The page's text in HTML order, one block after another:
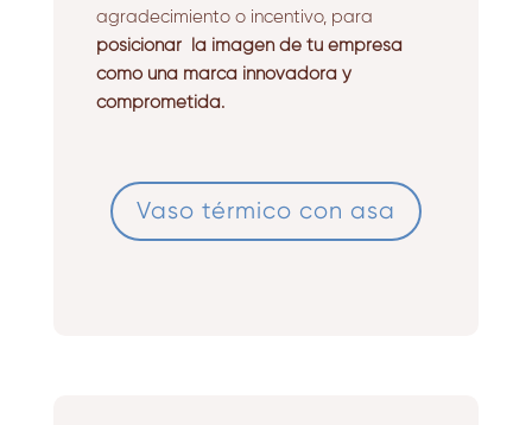
agradecimiento o incentivo, para
posicionar la imagen de tu empresa
como una marca innovadora y
comprometida.
Vaso térmico con asa